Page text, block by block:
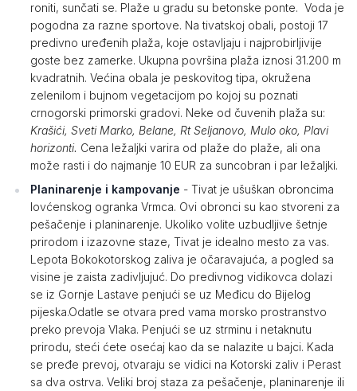
roniti, sunčati se. Plaže u gradu su betonske ponte. Voda je
pogodna za razne sportove. Na tivatskoj obali, postoji 17
predivno uređenih plaža, koje ostavljaju i najprobirljivije
goste bez zamerke. Ukupna površina plaža iznosi 31.200 m
kvadratnih. Većina obala je peskovitog tipa, okružena
zelenilom i bujnom vegetacijom po kojoj su poznati
crnogorski primorski gradovi. Neke od čuvenih plaža su:
Krašići, Sveti Marko, Belane, Rt Seljanovo, Mulo oko, Plavi
horizonti. Cena ležaljki varira od plaže do plaže, ali ona
može rasti i do najmanje 10 EUR za suncobran i par ležaljki.
Planinarenje i kampovanje - Tivat je ušuškan obroncima
lovćenskog ogranka Vrmca. Ovi obronci su kao stvoreni za
pešačenje i planinarenje. Ukoliko volite uzbudljive šetnje
prirodom i izazovne staze, Tivat je idealno mesto za vas.
Lepota Bokokotorskog zaliva je očaravajuća, a pogled sa
visine je zaista zadivljujuć. Do predivnog vidikovca dolazi
se iz Gornje Lastave penjući se uz Međicu do Bijelog
pijeska.Odatle se otvara pred vama morsko prostranstvo
preko prevoja Vlaka. Penjući se uz strminu i netaknutu
prirodu, steći ćete osećaj kao da se nalazite u bajci. Kada
se pređe prevoj, otvaraju se vidici na Kotorski zaliv i Perast
sa dva ostrva. Veliki broj staza za pešačenje, planinarenje ili